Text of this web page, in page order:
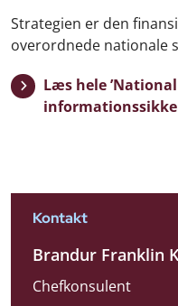
Strategien er den
overordnede nationale
Læs hele
Kontakt
Brandur Franklin
Chefkonsulent